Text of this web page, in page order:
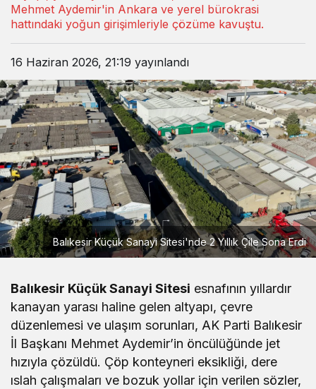
Mehmet Aydemir'in Ankara ve yerel bürokrasi
hattındaki yoğun girişimleriyle çözüme kavuştu.
16 Haziran 2026, 21:19 yayınlandı
Balıkesir Küçük Sanayi Sitesi'nde 2 Yıllık Çile Sona Erdi
Balıkesir Küçük Sanayi Sitesi esnafının yıllardır
kanayan yarası haline gelen altyapı, çevre
düzenlemesi ve ulaşım sorunları, AK Parti Balıkesir
İl Başkanı Mehmet Aydemir’in öncülüğünde jet
hızıyla çözüldü. Çöp konteyneri eksikliği, dere
ıslah çalışmaları ve bozuk yollar için verilen sözler,